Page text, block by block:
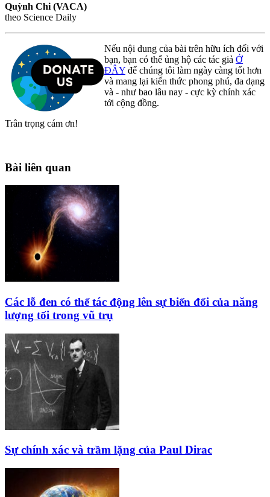
Quỳnh Chi (VACA)
theo Science Daily
Nếu nội dung của bài trên hữu ích đối với
bạn, bạn có thể ủng hộ các tác giả Ở
ĐÂY để chúng tôi làm ngày càng tốt hơn
và mang lại kiến thức phong phú, đa dạng
và - như bao lâu nay - cực kỳ chính xác
tới cộng đồng.
Trân trọng cám ơn!
Bài liên quan
Các lỗ đen có thể tác động lên sự biến đổi của năng
lượng tối trong vũ trụ
Sự chính xác và trầm lặng của Paul Dirac